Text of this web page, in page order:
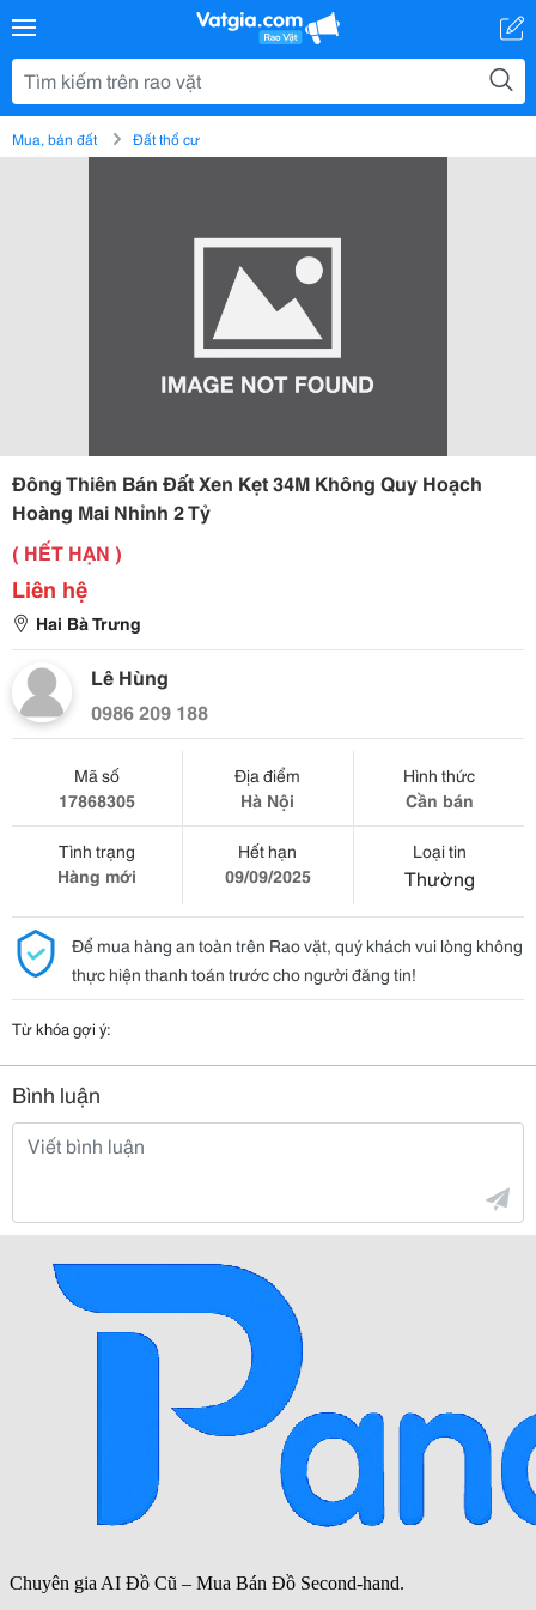
Mua, bán đất Đất thổ cư
Đông Thiên Bán Đất Xen Kẹt 34M Không Quy Hoạch
Hoàng Mai Nhỉnh 2 Tỷ
( HẾT HẠN )
Liên hệ
Hai Bà Trưng
Lê Hùng
0986 209 188
Mã số
17868305
Địa điểm
Hà Nội
Hình thức
Cần bán
Tình trạng
Hàng mới
Hết hạn
09/09/2025
Loại tin
Thường
Để mua hàng an toàn trên Rao vặt, quý khách vui lòng không
thực hiện thanh toán trước cho người đăng tin!
Từ khóa gợi ý:
Bình luận